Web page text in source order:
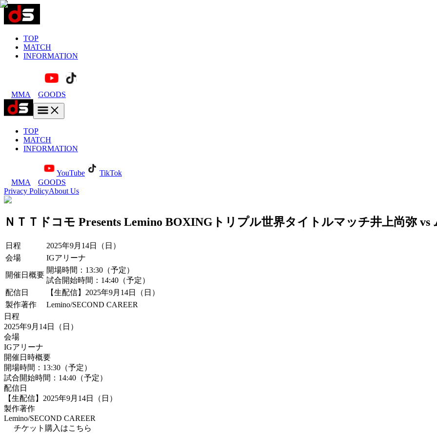
TOP
MATCH
INFORMATION
MMA GOODS
TOP
MATCH
INFORMATION
YouTube
TikTok
MMA
GOODS
Privacy PolicyAbout Us
ＮＴＴドコモ Presents Lemino BOXINGトリプル世界タイトルマッチ井上尚弥
日程
2025年9月14日（日）
会場
IGアリーナ
開催日概要
開場時間： 13:30（予定）
試合開始時間： 14:40（予定）
配信日
【生配信】2025年9月14日（日）
製作著作
Lemino/SECOND CAREER
日程
2025年9月14日（日）
会場
IGアリーナ
開催日時概要
開場時間： 13:30（予定）
試合開始時間： 14:40（予定）
配信日
【生配信】2025年9月14日（日）
製作著作
Lemino/SECOND CAREER
チケット購入はこちら